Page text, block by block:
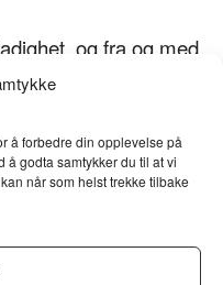
å forbedre din opplevelse på
å godta samtykker du til at vi
når som helst trekke tilbake
og fra og med
inn en helt ny
og gi en mer
og